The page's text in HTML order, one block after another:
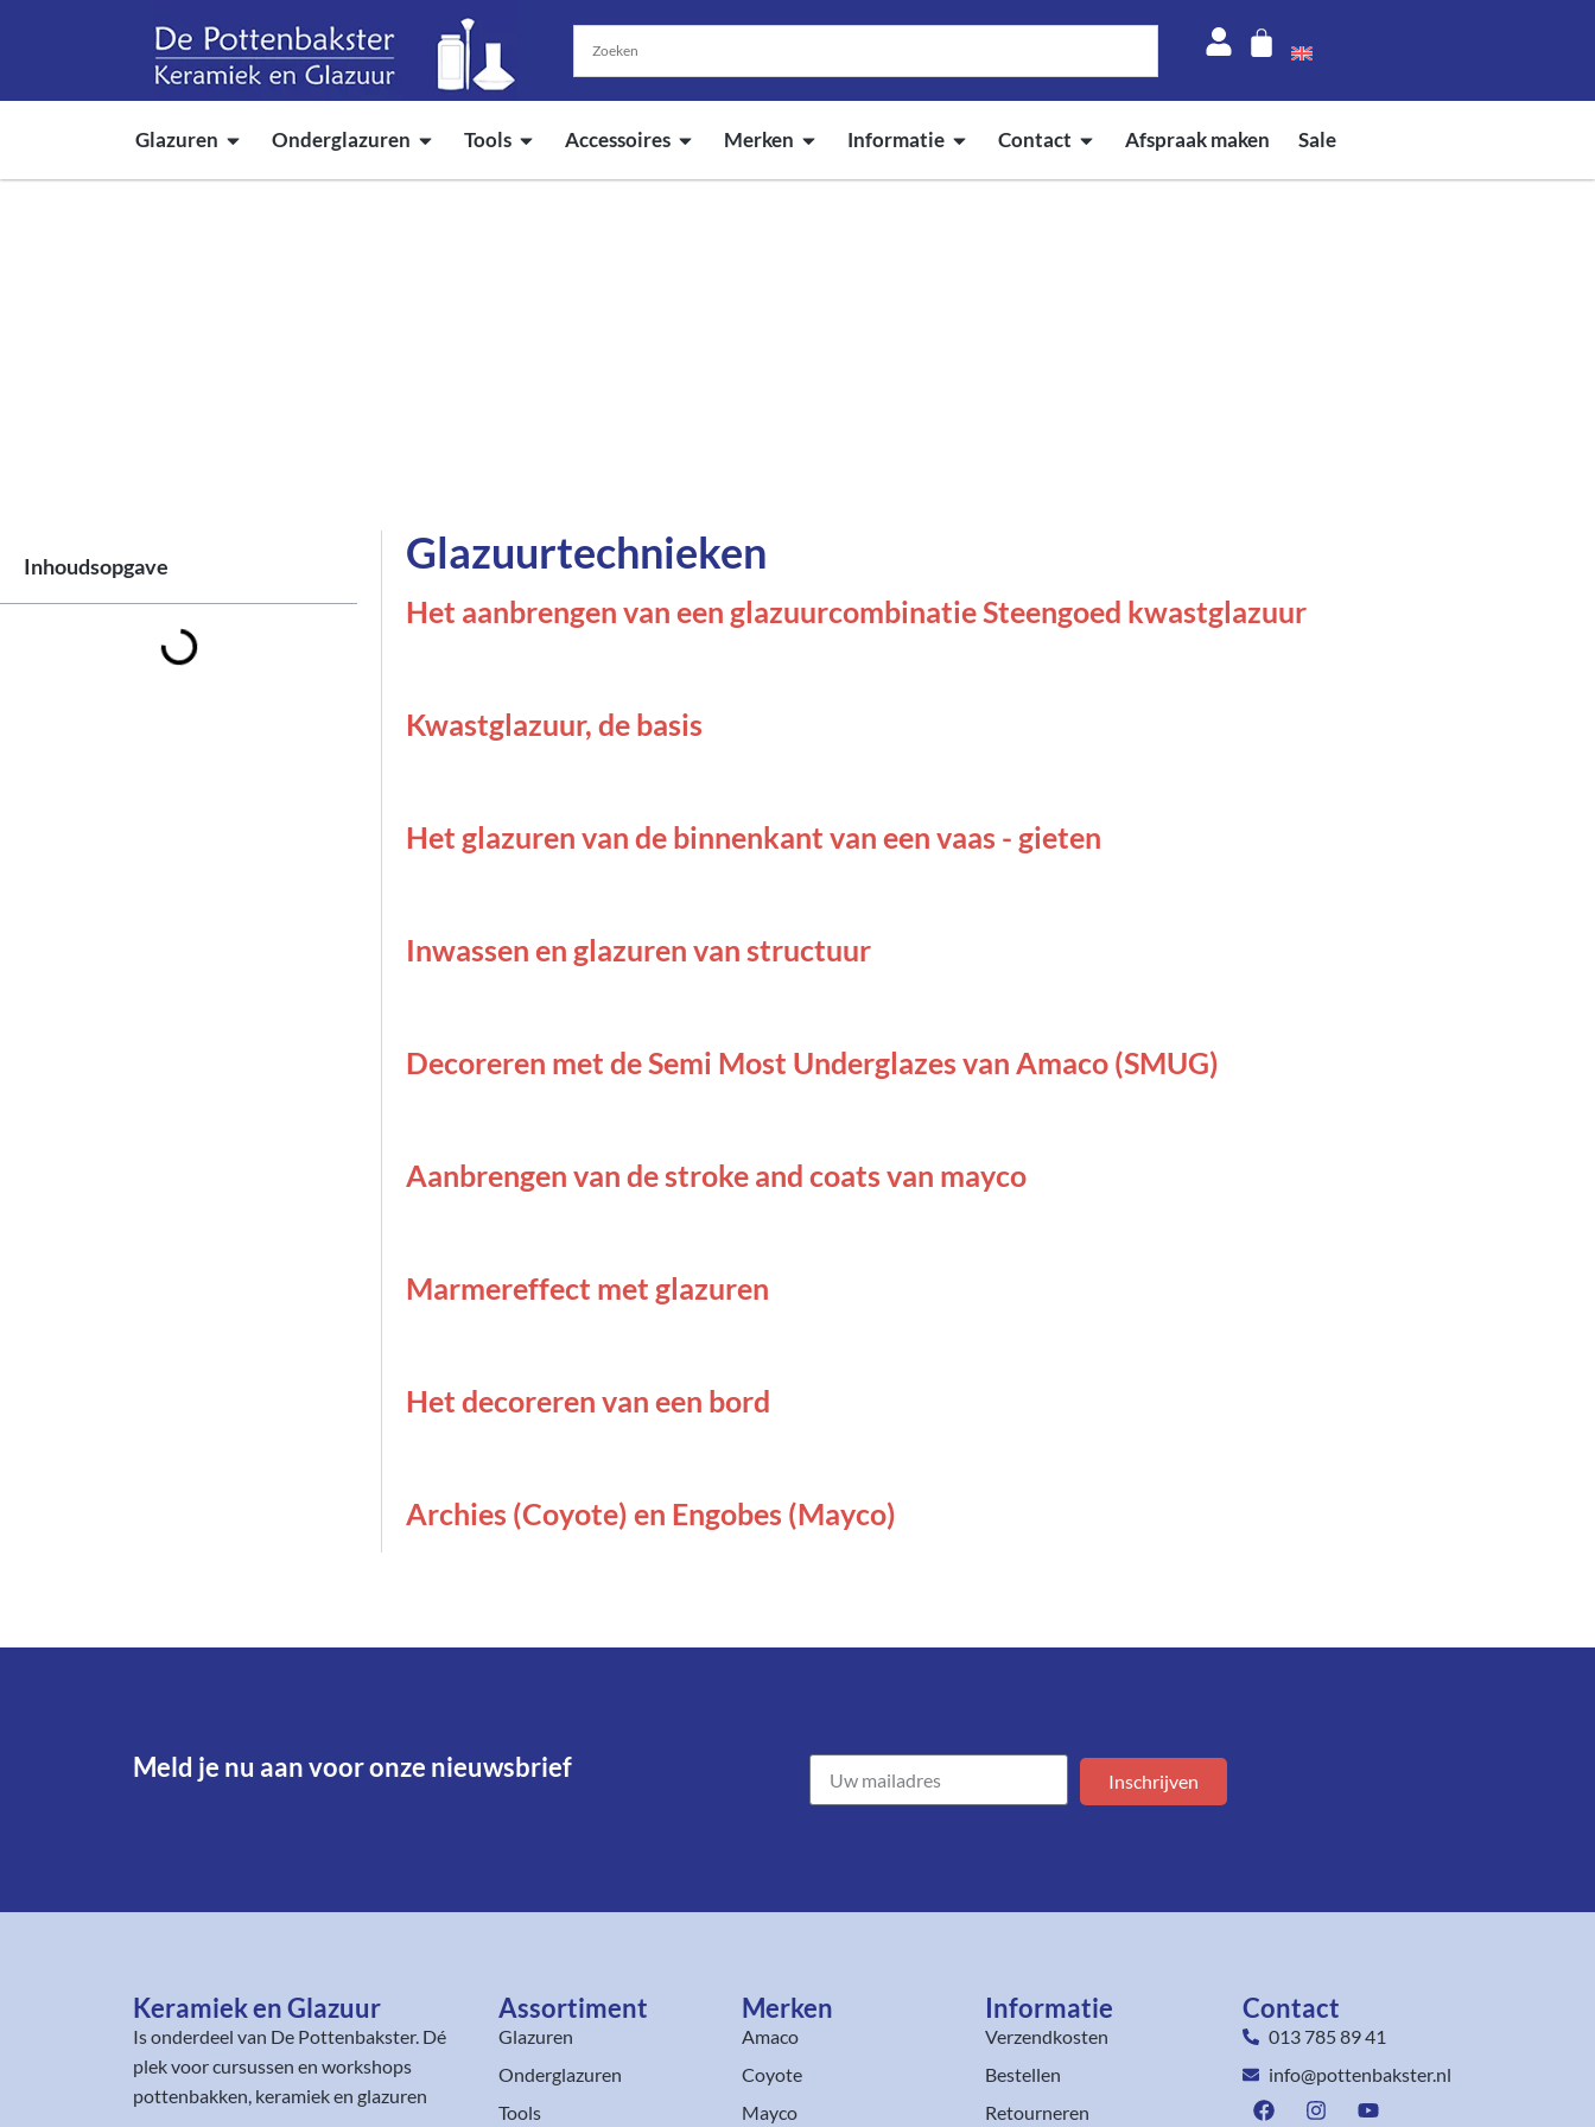
Glazuren Onderglazuren Tools Accessoires Merken Informatie Contact Afspraak maken Sale
Inhoudsopgave Glazuurtechnieken
Het aanbrengen van een glazuurcombinatie Steengoed kwastglazuur
Kwastglazuur, de basis
Het glazuren van de binnenkant van een vaas - gieten
Inwassen en glazuren van structuur
Decoreren met de Semi Most Underglazes van Amaco (SMUG)
Aanbrengen van de stroke and coats van mayco
Marmereffect met glazuren
Het decoreren van een bord
Archies (Coyote) en Engobes (Mayco)
Meld je nu aan voor onze nieuwsbrief​ Inschrijven
Keramiek en Glazuur​
Is onderdeel van De Pottenbakster. Dé
plek voor cursussen en workshops
pottenbakken, keramiek en glazuren
Assortiment​
Glazuren
Onderglazuren
Tools
Merken
Amaco
Coyote
Mayco
Informatie
Verzendkosten
Bestellen
Retourneren
Contact
013 785 89 41
info@pottenbakster.nl